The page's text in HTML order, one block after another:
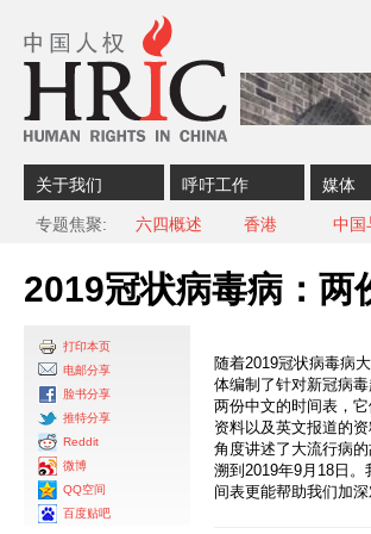
关于我们 呼吁工作 媒体
专题焦聚 六四概述 香港 中国
2019冠状病毒病：两
打印本页
电邮分享
脸书分享
推特分享
Reddit
微博
QQ空间
百度贴吧
随着2019冠状病毒病
体编制了针对新冠病
两份中文的时间表，
资料以及英文报道的
角度讲述了大流行病
溯到2019年9月18日
间表更能帮助我们加